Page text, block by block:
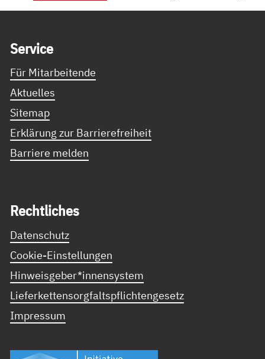
Ser­vice
Für Mitarbeitende
Aktuelles
Sitemap
Erklärung zur Barrierefreiheit
Barriere melden
Recht­li­ches
Datenschutz
Cookie-Einstellungen
Hinweisgeber*innensystem
Lieferkettensorgfaltspflichtengesetz
Impressum